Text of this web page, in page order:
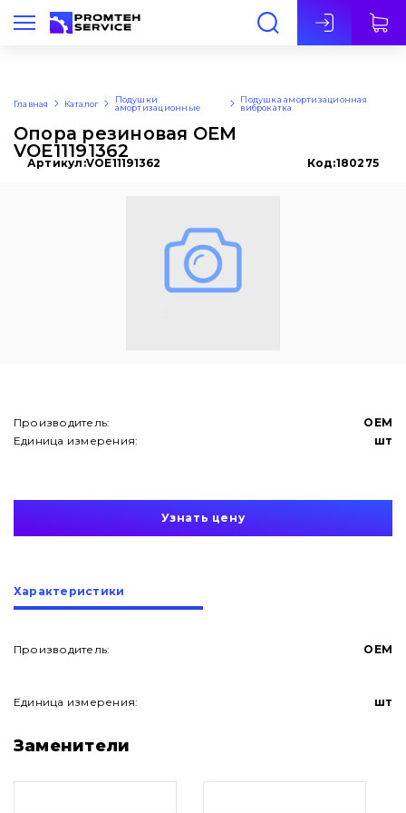
Рус
Контакты
Главная Каталог
Подушки
амортизационные
Подушка амортизационная
виброкатка
Опора резиновая OEM
VOE11191362
Артикул:VOE11191362 Код:180275
Производитель:
OEM
Единица измерения:
шт
Узнать цену
Характеристики
Производитель: OEM
Единица измерения: шт
Заменители